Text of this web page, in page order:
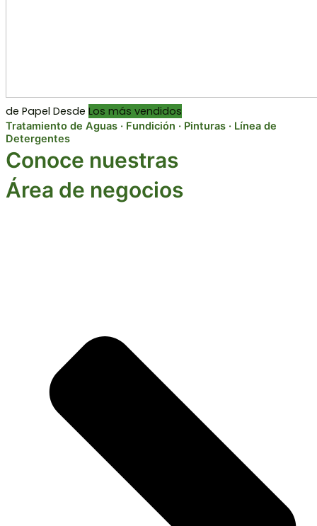
de Papel Desde Los más vendidos
Tratamiento de Aguas · Fundición · Pinturas · Línea de
Detergentes
Conoce nuestras
Área de negocios